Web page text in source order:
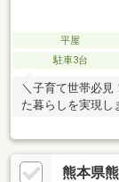
平屋
駐車3台
＼子育て世帯必見
た暮らしを実現し
熊本県